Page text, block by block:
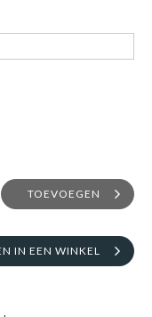
TOEVOEGEN
IN EEN WINKEL